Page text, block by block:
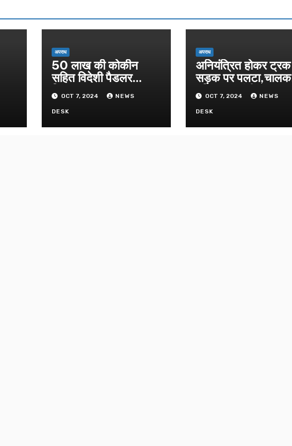
अपराध
50 लाख की कोकीन
सहित विदेशी पैडलर
गिफ्तार
OCT 7, 2024 NEWS
DESK
अपराध
अनियंत्रित होकर ट्रक
सड़क पर
परिचालक गंभीर
OCT 7, 2024 NEWS
DESK